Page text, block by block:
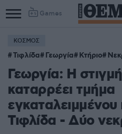
Games
ΚΟΣΜΟΣ
Τιφλίδα Γεωργία Κτήριο
Γεωργία: Η
καταρρέει τμήμα
Τιφλίδα - Δύο